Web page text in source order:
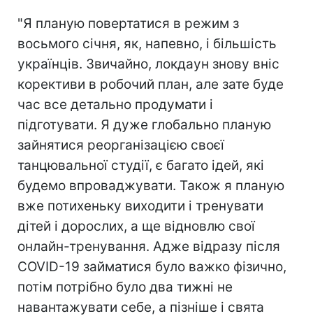
"Я планую повертатися в режим з
восьмого січня, як, напевно, і більшість
українців. Звичайно, локдаун знову вніс
корективи в робочий план, але зате буде
час все детально продумати і
підготувати. Я дуже глобально планую
зайнятися реорганізацією своєї
танцювальної студії, є багато ідей, які
будемо впроваджувати. Також я планую
вже потихеньку виходити і тренувати
дітей і дорослих, а ще відновлю свої
онлайн-тренування. Адже відразу після
COVID-19 займатися було важко фізично,
потім потрібно було два тижні не
навантажувати себе, а пізніше і свята